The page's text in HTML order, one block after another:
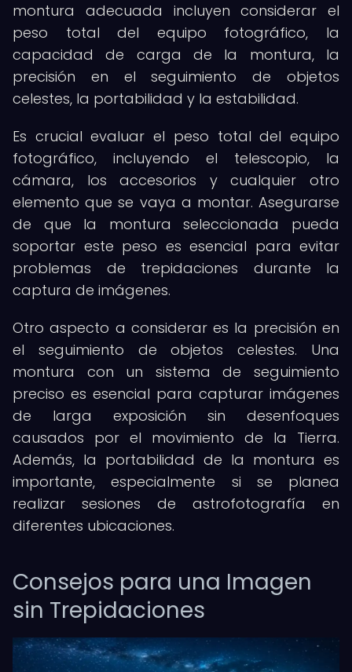
montura adecuada incluyen considerar el
peso total del equipo fotográfico, la
capacidad de carga de la montura, la
precisión en el seguimiento de objetos
celestes, la portabilidad y la estabilidad.
Es crucial evaluar el peso total del equipo
fotográfico, incluyendo el telescopio, la
cámara, los accesorios y cualquier otro
elemento que se vaya a montar. Asegurarse
de que la montura seleccionada pueda
soportar este peso es esencial para evitar
problemas de trepidaciones durante la
captura de imágenes.
Otro aspecto a considerar es la precisión en
el seguimiento de objetos celestes. Una
montura con un sistema de seguimiento
preciso es esencial para capturar imágenes
de larga exposición sin desenfoques
causados por el movimiento de la Tierra.
Además, la portabilidad de la montura es
importante, especialmente si se planea
realizar sesiones de astrofotografía en
diferentes ubicaciones.
Consejos para una Imagen
sin Trepidaciones